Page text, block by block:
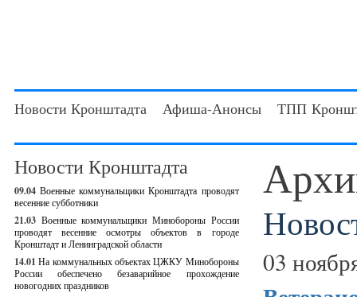
Новости Кронштадта Афиша-Анонсы ТПП
Новости Кронштадта
09.04 Военные коммунальщики Кронштадта проводят
весенние субботники
21.03 Военные коммунальщики Минобороны России
проводят весенние осмотры объектов в городе
Кронштадт и Ленинградской области
14.01 На коммунальных объектах ЦЖКУ Минобороны
России обеспечено безаварийное прохождение
новогодних праздников
03